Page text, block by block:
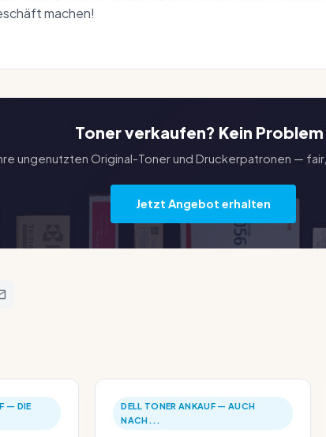
machen!
Toner verkaufen? Kein
ungenutzten Original-Toner und Druckerpatronen —
Jetzt Angebot erhalten
— DIE
DELL TONER ANKAUF — AUCH
NACH...